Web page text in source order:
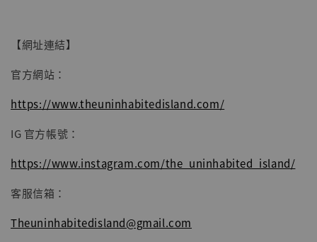
【網址連結】
官方網站：
https://www.theuninhabitedisland.com/
IG 官方帳號：
https://www.instagram.com/the_uninhabited_island/
客服信箱：
Theuninhabitedisland@gmail.com